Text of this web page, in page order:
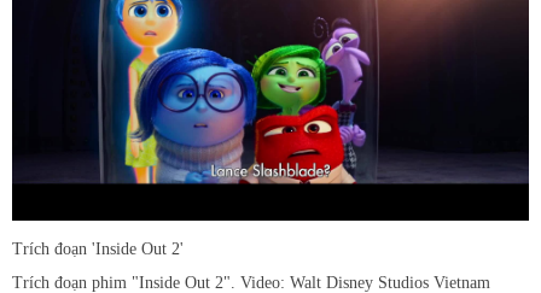
Trích đoạn 'Inside Out 2'
Trích đoạn phim "Inside Out 2". Video: Walt Disney Studios Vietnam